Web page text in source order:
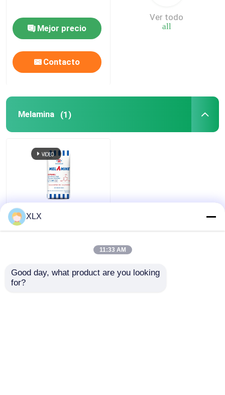
Nitrato de calcio y amonio (CAN)
Melamina
Biometanol
Urea automotriz del grado
Los plásticos POM
Alcohol furfuril
DMF
Mejor precio
Contacto
all
Ver todo
Melamina (1)
Melamina
XLX
11:33 AM
Good day, what product are you looking
for?